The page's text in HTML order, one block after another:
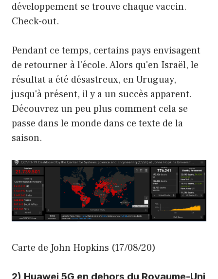
développement se trouve chaque vaccin.
Check-out.
Pendant ce temps, certains pays envisagent
de retourner à l'école. Alors qu'en Israël, le
résultat a été désastreux, en Uruguay,
jusqu'à présent, il y a un succès apparent.
Découvrez un peu plus comment cela se
passe dans le monde dans ce texte de la
saison.
Carte de John Hopkins (17/08/20)
2) Huawei 5G en dehors du Royaume-Uni